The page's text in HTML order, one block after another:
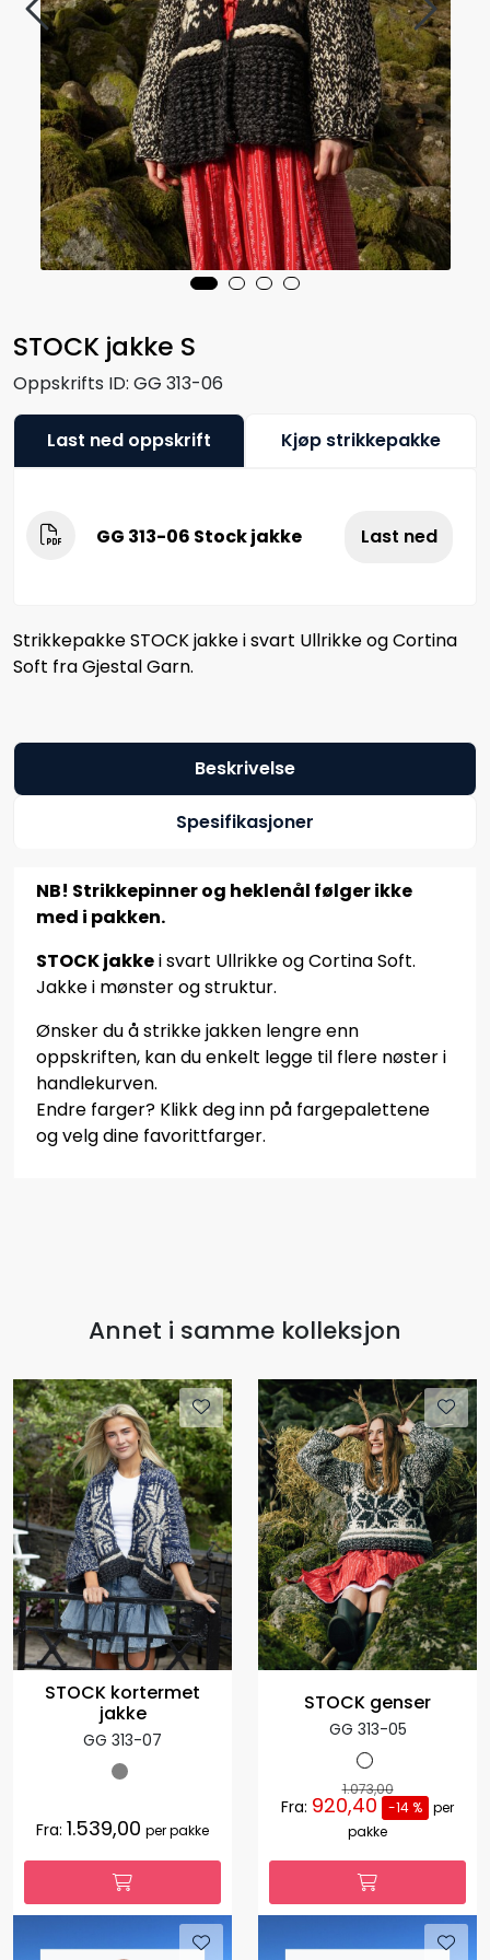
STOCK jakke S
Oppskrifts ID: GG 313-06
Last ned oppskrift Kjøp strikkepakke
GG 313-06 Stock jakke Last ned
Strikkepakke STOCK jakke i svart Ullrikke og Cortina
Soft fra Gjestal Garn.
Beskrivelse
Spesifikasjoner
NB! Strikkepinner og heklenål følger ikke
med i pakken.
STOCK jakkei svart Ullrikke og Cortina Soft.
Jakke i mønster og struktur.
Ønsker du å strikke jakken lengre enn
oppskriften, kan du enkelt legge til flere nøster i
handlekurven.
Endre farger? Klikk deg inn på fargepalettene
og velg dine favorittfarger.
Annet i samme kolleksjon
STOCK kortermet
jakke
GG 313-07
Fra: 1.539,00 per pakke
STOCK genser
GG 313-05
1.073,00
Fra: 920,40 -14 % per
pakke